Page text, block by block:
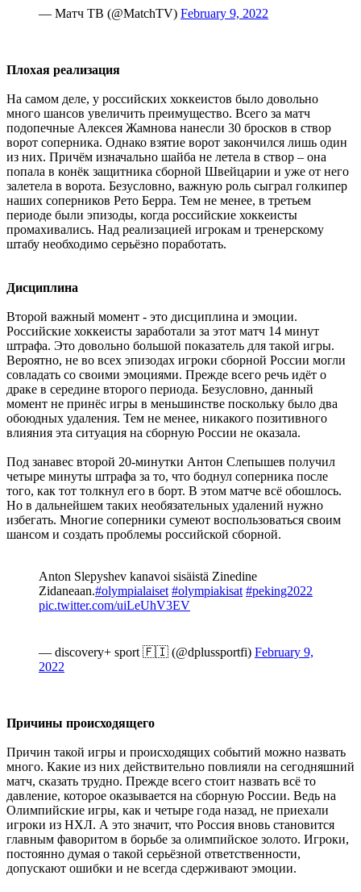
— Матч ТВ (@MatchTV) February 9, 2022
Плохая реализация
На самом деле, у российских хоккеистов было довольно
много шансов увеличить преимущество. Всего за матч
подопечные Алексея Жамнова нанесли 30 бросков в створ
ворот соперника. Однако взятие ворот закончился лишь один
из них. Причём изначально шайба не летела в створ – она
попала в конёк защитника сборной Швейцарии и уже от него
залетела в ворота. Безусловно, важную роль сыграл голкипер
наших соперников Рето Берра. Тем не менее, в третьем
периоде были эпизоды, когда российские хоккеисты
промахивались. Над реализацией игрокам и тренерскому
штабу необходимо серьёзно поработать.
Дисциплина
Второй важный момент - это дисциплина и эмоции.
Российские хоккеисты заработали за этот матч 14 минут
штрафа. Это довольно большой показатель для такой игры.
Вероятно, не во всех эпизодах игроки сборной России могли
совладать со своими эмоциями. Прежде всего речь идёт о
драке в середине второго периода. Безусловно, данный
момент не принёс игры в меньшинстве поскольку было два
обоюдных удаления. Тем не менее, никакого позитивного
влияния эта ситуация на сборную России не оказала.
Под занавес второй 20-минутки Антон Слепышев получил
четыре минуты штрафа за то, что боднул соперника после
того, как тот толкнул его в борт. В этом матче всё обошлось.
Но в дальнейшем таких необязательных удалений нужно
избегать. Многие соперники сумеют воспользоваться своим
шансом и создать проблемы российской сборной.
Anton Slepyshev kanavoi sisäistä Zinedine
Zidaneaan.#olympialaiset #olympiakisat #peking2022
pic.twitter.com/uiLeUhV3EV
— discovery+ sport 🇫🇮 (@dplussportfi) February 9,
2022
Причины происходящего
Причин такой игры и происходящих событий можно назвать
много. Какие из них действительно повлияли на сегодняшний
матч, сказать трудно. Прежде всего стоит назвать всё то
давление, которое оказывается на сборную России. Ведь на
Олимпийские игры, как и четыре года назад, не приехали
игроки из НХЛ. А это значит, что Россия вновь становится
главным фаворитом в борьбе за олимпийское золото. Игроки,
постоянно думая о такой серьёзной ответственности,
допускают ошибки и не всегда сдерживают эмоции.